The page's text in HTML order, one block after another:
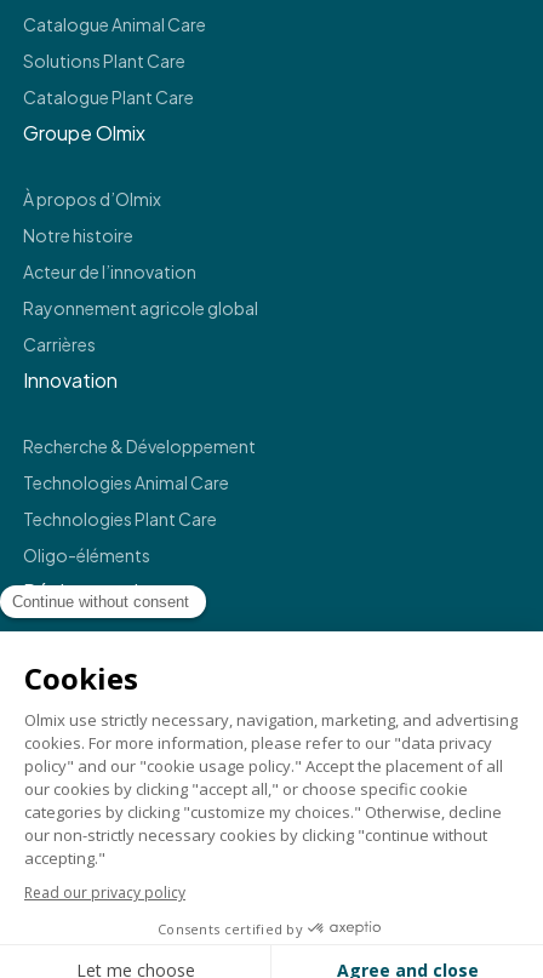
Catalogue Animal Care
Solutions Plant Care
Catalogue Plant Care
Groupe Olmix
À propos d’Olmix
Notre histoire
Acteur de l’innovation
Rayonnement agricole global
Carrières
Innovation
Recherche & Développement
Technologies Animal Care
Technologies Plant Care
Oligo-éléments
Réglementaire
Politique de confidentialité
Termes et conditions
Conformité
Crédits